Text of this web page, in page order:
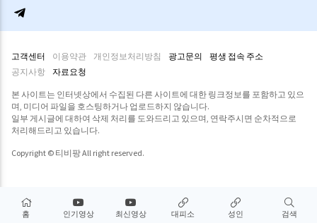
고객센터 이용약관 개인정보처리방침 광고문의
평생 접속 주소
공지사항
자료요청
본 사이트는 인터넷상에서 수집된 다른 사이트에 대한 링크정보를 포함하고 있으
며, 미디어 파일을 호스팅하거나 업로드하지 않습니다.
일부 게시글에 대하여 삭제 처리를 도와드리고 있으며, 연락주시면 순차적으로
처리해드리고 있습니다.
Copyright © 티비팡 All right reserved.
홈 인기영상 최신영상 대피소 성인 검색